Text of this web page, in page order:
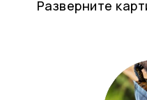
Разверните